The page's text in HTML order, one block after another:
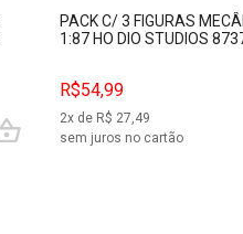
PACK C/ 3 FIGURAS
1:87 HO DIO STUDIOS
R$54,99
2x de R$ 27,49
sem juros no cartão